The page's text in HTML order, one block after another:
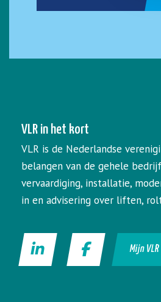
VLR in het kort
VLR is de Nederlandse
belangen van de gehele
vervaardiging, installatie,
in en advisering over liften,
Mijn